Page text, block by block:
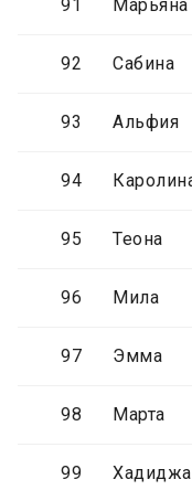
91 Марьяна
92 Сабина
93 Альфия
94
95 Теона
96 Мила
97 Эмма
98 Марта
99 Хадиджа